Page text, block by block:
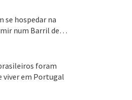
se hospedar na
num Barril de…
foram
viver em Portugal